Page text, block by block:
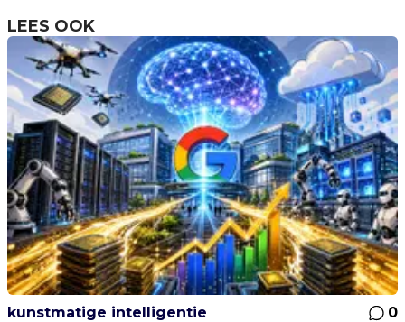
LEES OOK
kunstmatige intelligentie
0